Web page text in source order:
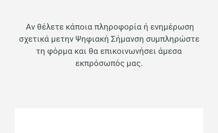
Αν θέλετε κάποια πληροφορία ή ενημέρωση
σχετικά μετην Ψηφιακή Σήμανση συμπληρώστε
τη φόρμα και θα επικοινωνήσει άμεσα
εκπρόσωπός μας.